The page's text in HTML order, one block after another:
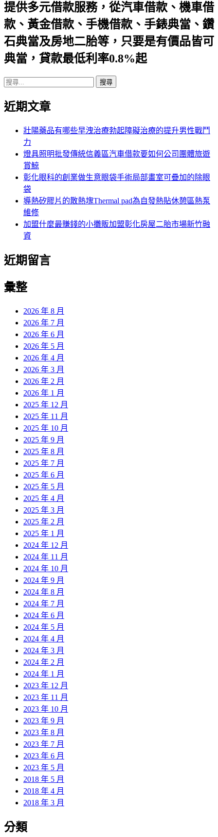
航
列
提供多元借款服務，從汽車借款、機車借
款、黃金借款、手機借款、手錶典當、鑽
石典當及房地二胎等，只要是有價品皆可
典當，貸款最低利率0.8%起
搜
關
近期文章
壯陽藥品有哪些早洩治療勃起障礙治療的提升男性戰鬥
力
燈具照明批發傳統信義區汽車借款要如何公司團體旅遊
賞鯨
彰化眼科的創業做生意眼袋手術局部畫室可疊加的除眼
袋
導熱矽膠片的散熱塊Thermal pad為自發熱貼休憩區熱泵
維修
加盟什麼最賺錢的小攤販加盟彰化房屋二胎市場新竹融
資
近期留言
彙整
2026 年 8 月
2026 年 7 月
2026 年 6 月
2026 年 5 月
2026 年 4 月
2026 年 3 月
2026 年 2 月
2026 年 1 月
2025 年 12 月
2025 年 11 月
2025 年 10 月
2025 年 9 月
2025 年 8 月
2025 年 7 月
2025 年 6 月
2025 年 5 月
2025 年 4 月
2025 年 3 月
2025 年 2 月
2025 年 1 月
2024 年 12 月
2024 年 11 月
2024 年 10 月
2024 年 9 月
2024 年 8 月
2024 年 7 月
2024 年 6 月
2024 年 5 月
2024 年 4 月
2024 年 3 月
2024 年 2 月
2024 年 1 月
2023 年 12 月
2023 年 11 月
2023 年 10 月
2023 年 9 月
2023 年 8 月
2023 年 7 月
2023 年 6 月
2023 年 5 月
2018 年 5 月
2018 年 4 月
2018 年 3 月
分類